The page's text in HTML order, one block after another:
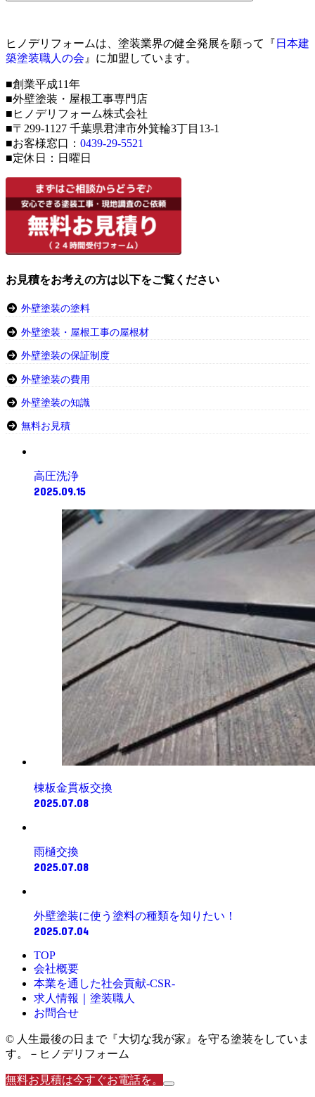
ヒノデリフォームは、塗装業界の健全発展を願って『 日本建
築塗装職人の会 』に加盟しています。
■創業平成11年
■外壁塗装・屋根工事専門店
■ヒノデリフォーム株式会社
■〒299-1127 千葉県君津市外箕輪3丁目13-1
■お客様窓口： 0439-29-5521
■定休日：日曜日
お見積をお考えの方は以下をご覧ください
外壁塗装の塗料
外壁塗装・屋根工事の屋根材
外壁塗装の保証制度
外壁塗装の費用
外壁塗装の知識
無料お見積
高圧洗浄
2025.09.15
棟板金貫板交換
2025.07.08
雨樋交換
2025.07.08
外壁塗装に使う塗料の種類を知りたい！
2025.07.04
TOP
会社概要
本業を通した社会貢献-CSR-
求人情報｜塗装職人
お問合せ
© 人生最後の日まで『大切な我が家』を守る塗装をしていま
す。－ヒノデリフォーム
無料お見積は今すぐお電話を。